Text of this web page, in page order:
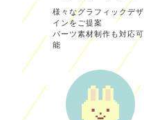
様々なグラフィックデザ
インをご提案
パーツ素材制作も対応可
能